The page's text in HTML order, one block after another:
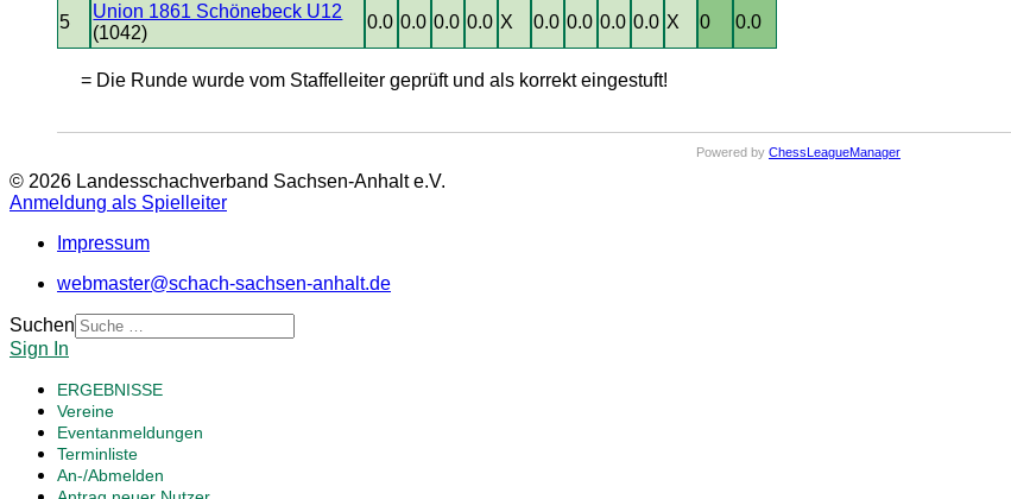
5
Union 1861 Schönebeck U12
(1042)
0.0 0.0 0.0 0.0 X 0.0 0.0 0.0 0.0 X 0 0.0
= Die Runde wurde vom Staffelleiter geprüft und als korrekt eingestuft!
Powered by ChessLeagueManager
© 2026 Landesschachverband Sachsen-Anhalt e.V.
Anmeldung als Spielleiter
Impressum
webmaster@schach-sachsen-anhalt.de
Suchen
Sign In
ERGEBNISSE
Vereine
Eventanmeldungen
Terminliste
An-/Abmelden